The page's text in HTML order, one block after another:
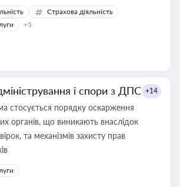
Страхова діяльність
+5
і спори з ДПС +14
стосується порядку оскарження
органів, що виникають внаслідок
та механізмів захисту прав